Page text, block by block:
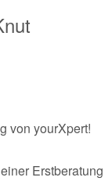
von yourXpert!
Erstberatung